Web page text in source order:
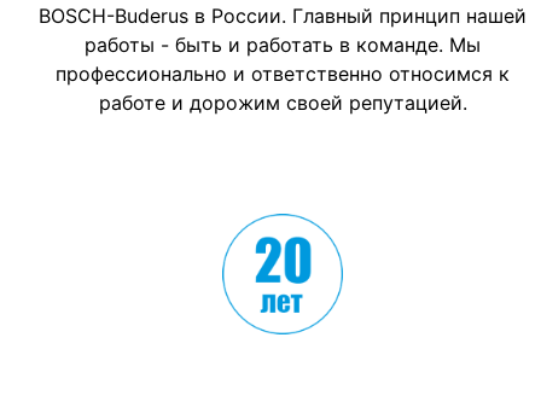
BOSCH-Buderus в России. Главный принцип нашей
работы - быть и работать в команде. Мы
профессионально и ответственно относимся к
работе и дорожим своей репутацией.